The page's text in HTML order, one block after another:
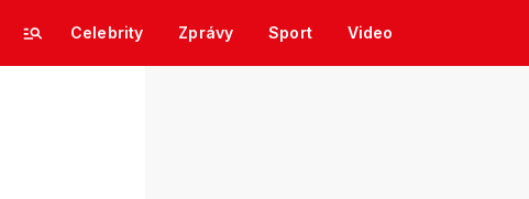
Celebrity Zprávy Sport Video